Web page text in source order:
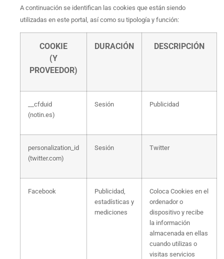
A continuación se identifican las cookies que están siendo
utilizadas en este portal, así como su tipología y función:
COOKIE
(Y
PROVEEDOR)
DURACIÓN DESCRIPCIÓN
__cfduid
(notin.es)
Sesión Publicidad
personalization_id
(twitter.com)
Sesión Twitter
Facebook
Publicidad,
estadísticas y
mediciones
Coloca Cookies en el
ordenador o
dispositivo y recibe
la información
almacenada en ellas
cuando utilizas o
visitas servicios